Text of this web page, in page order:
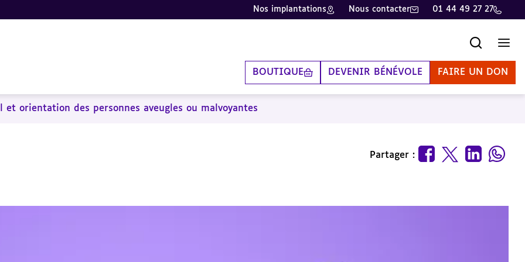
Nos implantations Nous contacter 01 44 49 27 27
BOUTIQUE DEVENIR BÉNÉVOLE FAIRE UN DON
et orientation des personnes aveugles ou malvoyantes
Partager :